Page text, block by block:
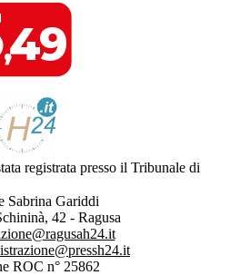
registrata presso il Tribunale di
Sabrina Gariddi
42 - Ragusa
ROC n° 25862